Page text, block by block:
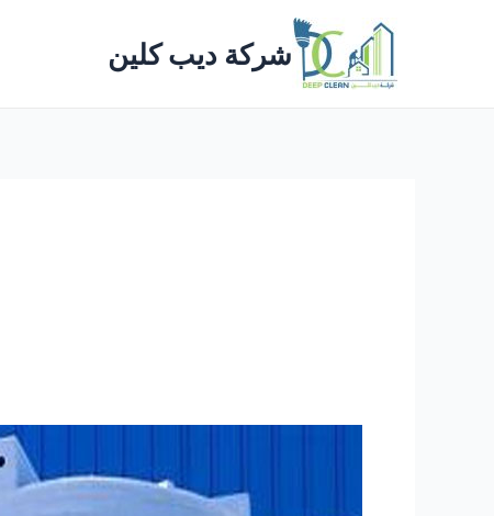
شركة ديب كلين